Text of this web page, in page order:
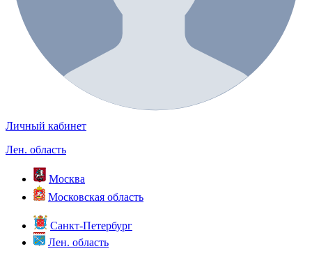
Личный кабинет
Лен. область
Москва
Московская область
Санкт-Петербург
Лен. область